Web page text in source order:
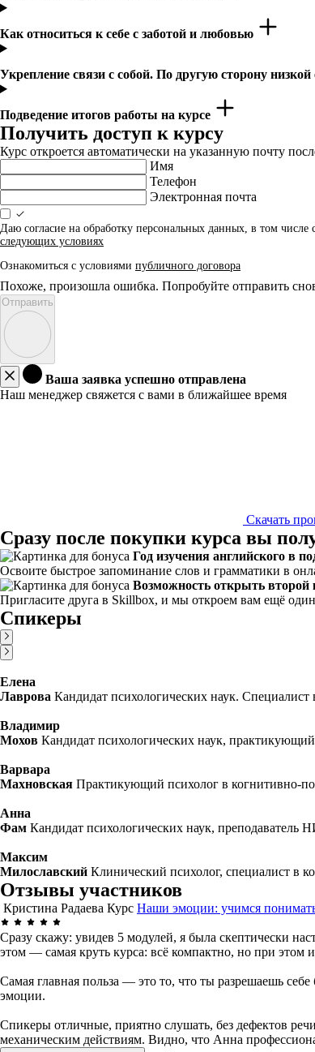
Как относиться к себе с заботой и любовью
Укрепление связи с собой. По другую сторону
Подведение итогов работы на курсе
Получить доступ к курсу
Курс откроется автоматически на указанную почту
Имя
Телефон
Электронная почта
Даю согласие на обработку персональных данных, в том
следующих условиях
Ознакомиться с условиями публичного договора
Похоже, произошла ошибка. Попробуйте отправить
Отправить
Ваша заявка успешно отправлена
Наш менеджер свяжется с вами в ближайшее время
Скачать
Сразу после покупки курса вы
Год изучения английского в
Освоите быстрое запоминание слов и грамматики в
Возможность открыть второй
Пригласите друга в Skillbox, и мы откроем вам ещё
Спикеры
Елена
Лаврова Кандидат психологических наук.
Владимир
Мохов Кандидат психологических наук, практикующий
Варвара
Махновская Практикующий психолог в когнитивно-
Анна
Фам Кандидат психологических наук,
Максим
Милославский Клинический психолог, специалист в
Отзывы участников
Кристина Радаева Курс Наши эмоции: учимся
Сразу скажу: увидев 5 модулей, я была скептически
этом — самая круть курса: всё компактно, но при
Самая главная польза — это то, что ты разрешаешь
эмоции.
Спикеры отличные, приятно слушать, без дефектов
механическим действиям. Видно, что Анна